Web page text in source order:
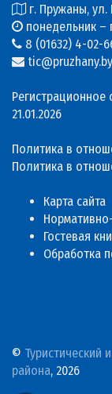
г. Пружаны,
понедельник –
8 (01632) 4-02-
tic@pruzhany.by
21.01.2026
Политика в
Политика в
Карта сайта
Гостевая
Обработка
© Туристический
района, 2026